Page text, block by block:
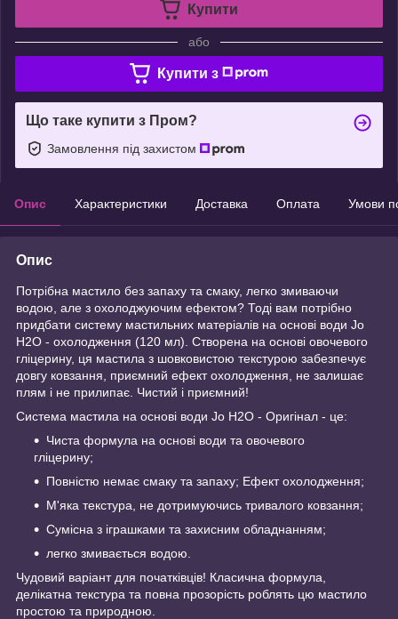
Купити
або
Купити з
Що таке купити з Пром?
Замовлення під захистом
Опис Характеристики Доставка Оплата Умови
Опис
Потрібна мастило без запаху та смаку, легко змиваючи
водою, але з охолоджуючим ефектом? Тоді вам потрібно
придбати систему мастильних матеріалів на основі води Jo
H2O - охолодження (120 мл). Створена на основі овочевого
гліцерину, ця мастила з шовковистою текстурою забезпечує
довгу ковзання, приємний ефект охолодження, не залишає
плям і не прилипає. Чистий і приємний!
Система мастила на основі води Jo H2O - Оригінал - це:
Чиста формула на основі води та овочевого
гліцерину;
Повністю немає смаку та запаху; Ефект охолодження;
М'яка текстура, не дотримуючись тривалого ковзання;
Сумісна з іграшками та захисним обладнанням;
легко змивається водою.
Чудовий варіант для початківців! Класична формула,
делікатна текстура та повна прозорість роблять цю мастило
простою та природною.